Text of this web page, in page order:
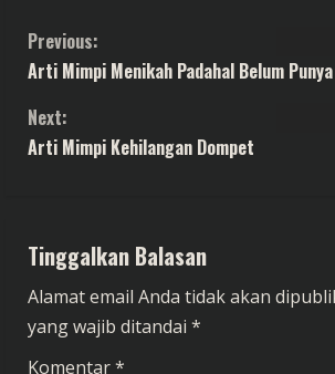
C
o
n
i
n
u
Previous:
Arti Mimpi Menikah Padahal Belum
Next:
Arti Mimpi Kehilangan Dompet
Tinggalkan Balasan
Alamat email Anda tidak akan
yang wajib ditandai *
Komentar*